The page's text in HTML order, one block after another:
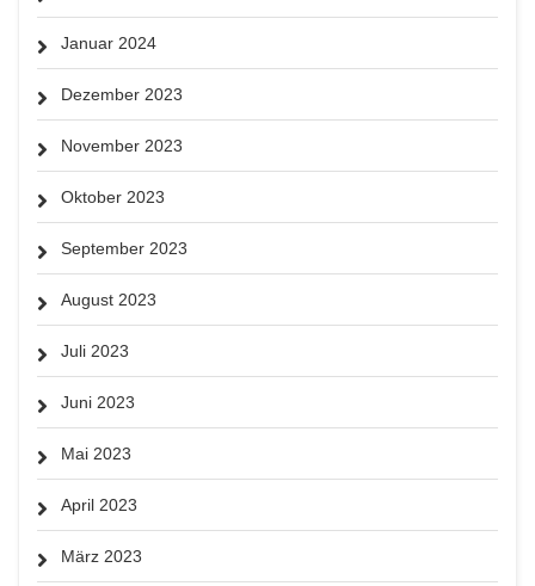
Januar 2024
Dezember 2023
November 2023
Oktober 2023
September 2023
August 2023
Juli 2023
Juni 2023
Mai 2023
April 2023
März 2023